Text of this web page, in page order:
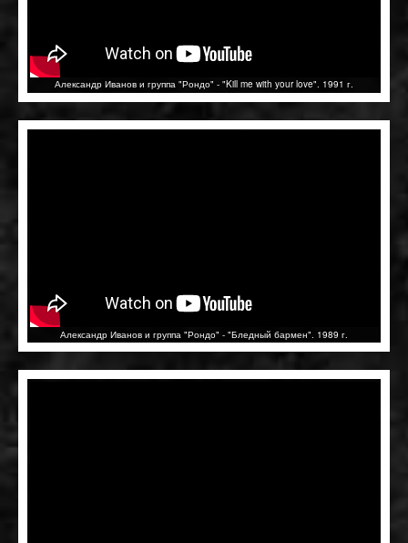
Александр Иванов и группа "Рондо" - "Kill me with your love". 1991 г.
Александр Иванов и группа "Рондо" - "Бледный бармен". 1989 г.